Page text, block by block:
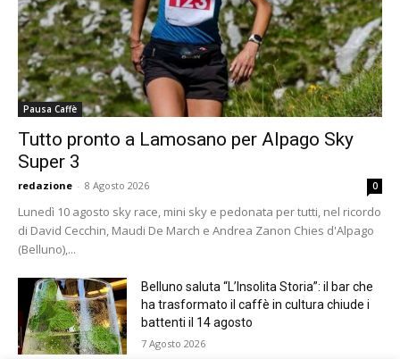
Pausa Caffè
Tutto pronto a Lamosano per Alpago Sky
Super 3
redazione - 8 Agosto 2026 0
Lunedì 10 agosto sky race, mini sky e pedonata per tutti, nel ricordo
di David Cecchin, Maudi De March e Andrea Zanon Chies d'Alpago
(Belluno),...
Belluno saluta “L’Insolita Storia”: il bar che
ha trasformato il caffè in cultura chiude i
battenti il 14 agosto
7 Agosto 2026